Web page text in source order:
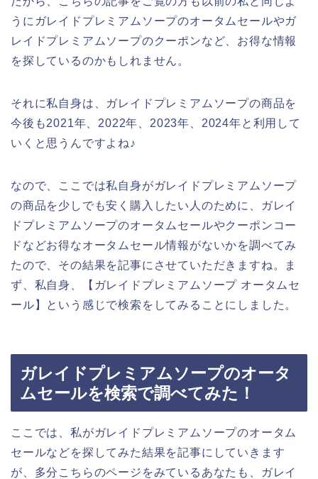
うにガレイドプレミアムソープのオータムセールやガ
レイドプレミアムソープのクーポンなど、お得な情報
を探しているのかもしれません。
それに私自身は、ガレイドプレミアムソープの商品を
今後も2021年、2022年、2023年、2024年と利用して
いくと思うんですよね♪
なので、ここでは私自身がガレイドプレミアムソープ
の商品を少しでも安く購入したい人のために、ガレイ
ドプレミアムソープのオータムセールやクーポンコー
ドなどお得なオータムセール情報がないかを調べてみ
たので、その結果を記事にさせていただきますね。ま
ず、私自身、【ガレイドプレミアムソープ オータムセ
ール】という感じで検索をしてみることにしました。
ガレイドプレミアムソープのオータ
ムセールを検索で調べてみた！
ここでは、私がガレイドプレミアムソープのオータム
セールなどを探してみた結果を記事にしていきます
が、多分こちらのページをみているあなたも、ガレイ